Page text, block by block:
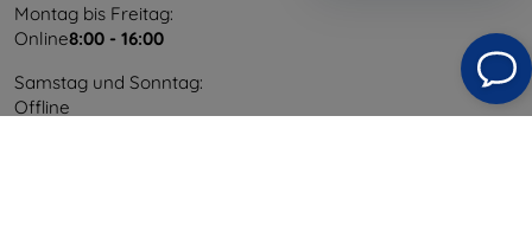
Montag bis Freitag:
Online8:00 - 16:00
Samstag und Sonntag:
Offline